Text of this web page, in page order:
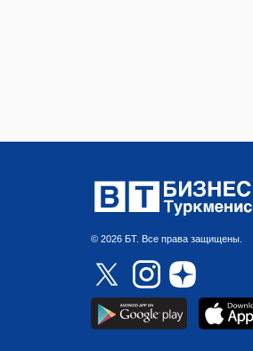
© 2026 БТ. Все права защищены.